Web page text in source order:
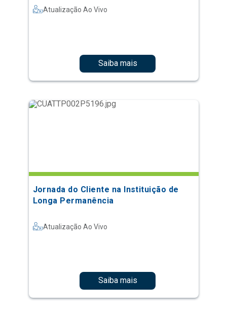
Atualização Ao Vivo
Saiba mais
Jornada do Cliente na Instituição de
Longa Permanência
Atualização Ao Vivo
Saiba mais